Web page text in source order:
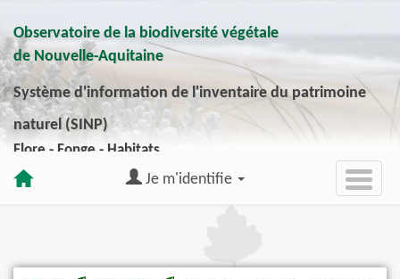
Observatoire de la biodiversité végétale
de Nouvelle-Aquitaine
Système d'information de l'inventaire du patrimoine
naturel (SINP)
Flore - Fonge - Habitats
Je m'identifie